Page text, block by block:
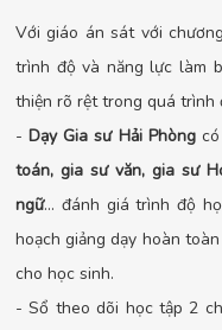
Với giáo án sát với
trình độ và năng lực làm
thiện rõ rệt trong quá trình
-Dạy Gia sư Hải Phòngcó
toán, gia sư văn, gia sư
ngữ... đánh giá trình độ
hoạch giảng dạy hoàn
cho học sinh.
- Sổ theo dõi học tập 2